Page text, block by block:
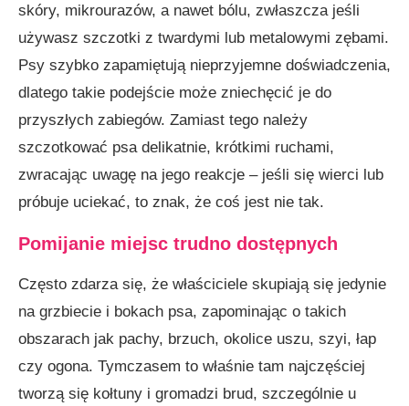
skóry, mikrourazów, a nawet bólu, zwłaszcza jeśli
używasz szczotki z twardymi lub metalowymi zębami.
Psy szybko zapamiętują nieprzyjemne doświadczenia,
dlatego takie podejście może zniechęcić je do
przyszłych zabiegów. Zamiast tego należy
szczotkować psa delikatnie, krótkimi ruchami,
zwracając uwagę na jego reakcje – jeśli się wierci lub
próbuje uciekać, to znak, że coś jest nie tak.
Pomijanie miejsc trudno dostępnych
Często zdarza się, że właściciele skupiają się jedynie
na grzbiecie i bokach psa, zapominając o takich
obszarach jak pachy, brzuch, okolice uszu, szyi, łap
czy ogona. Tymczasem to właśnie tam najczęściej
tworzą się kołtuny i gromadzi brud, szczególnie u